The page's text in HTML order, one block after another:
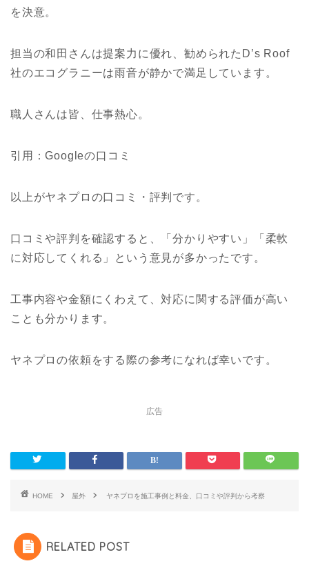
を決意。
担当の和田さんは提案力に優れ、勧められたD’s Roof
社のエコグラニーは雨音が静かで満足しています。
職人さんは皆、仕事熱心。
引用：Googleの口コミ
以上がヤネプロの口コミ・評判です。
口コミや評判を確認すると、「分かりやすい」「柔軟
に対応してくれる」という意見が多かったです。
工事内容や金額にくわえて、対応に関する評価が高い
ことも分かります。
ヤネプロの依頼をする際の参考になれば幸いです。
広告
HOME 屋外 ヤネプロを施工事例と料金、口コミや評判から考察
RELATED POST